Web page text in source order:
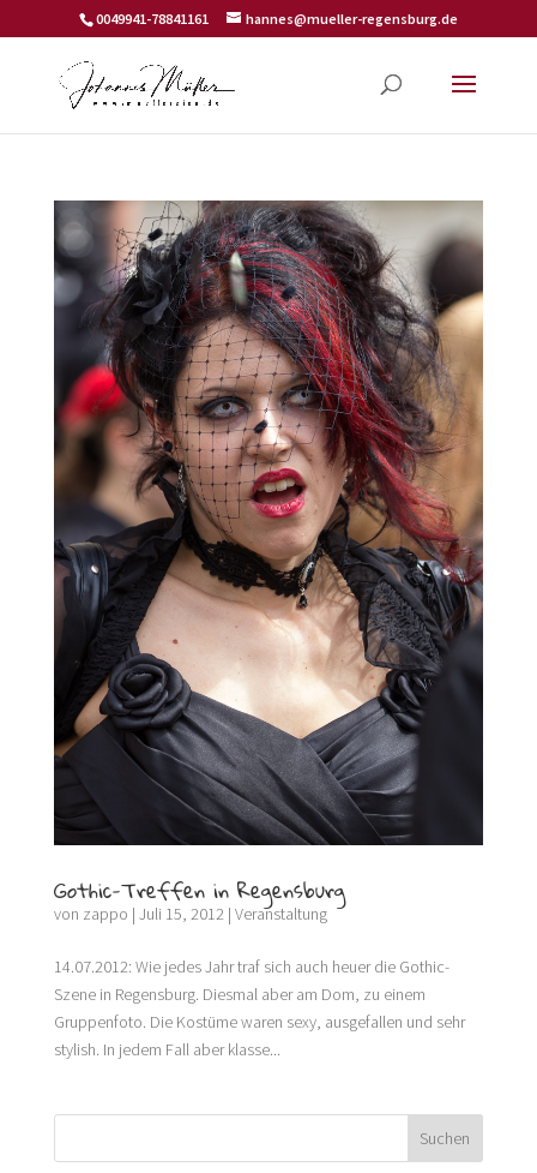
0049941-78841161 hannes@mueller-regensburg.de
Gothic-Treffen in Regensburg
von zappo | Juli 15, 2012| Veranstaltung
14.07.2012: Wie jedes Jahr traf sich auch heuer die Gothic-
Szene in Regensburg. Diesmal aber am Dom, zu einem
Gruppenfoto. Die Kostüme waren sexy, ausgefallen und sehr
stylish. In jedem Fall aber klasse...